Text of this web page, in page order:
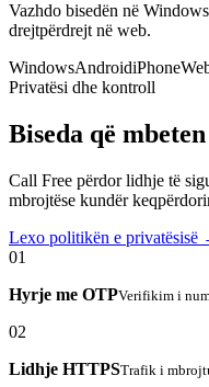
Vazhdo bisedën në
drejtpërdrejt në web.
WindowsAndroidiPhone
Privatësi dhe kontroll
Biseda që
Call Free përdor lidhje të
mbrojtëse kundër
Lexo politikën e privatësisë
01
Hyrje me OTPVerifikim i
02
Lidhje HTTPSTrafik i